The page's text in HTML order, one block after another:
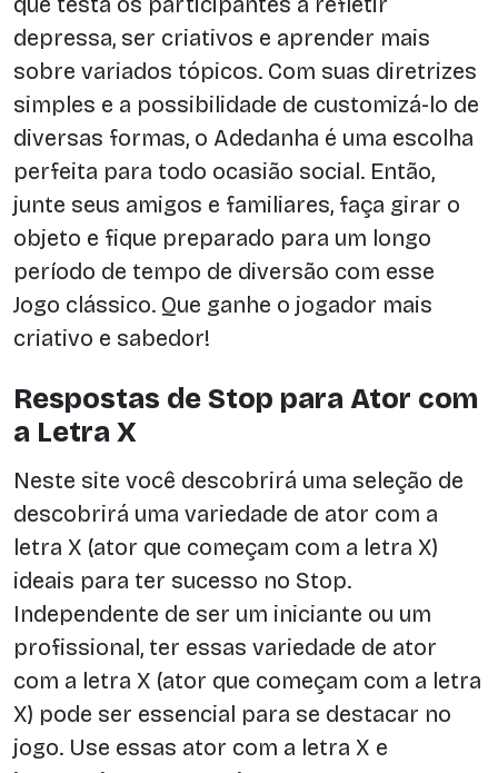
depressa, ser criativos e aprender mais
sobre variados tópicos. Com suas diretrizes
simples e a possibilidade de customizá-lo de
diversas formas, o Adedanha é uma escolha
perfeita para todo ocasião social. Então,
junte seus amigos e familiares, faça girar o
objeto e fique preparado para um longo
período de tempo de diversão com esse
Jogo clássico. Que ganhe o jogador mais
criativo e sabedor!
Respostas de Stop para Ator com
a Letra X
Neste site você descobrirá uma seleção de
descobrirá uma variedade de ator com a
letra X (ator que começam com a letra X)
ideais para ter sucesso no Stop.
Independente de ser um iniciante ou um
profissional, ter essas variedade de ator
com a letra X (ator que começam com a letra
X) pode ser essencial para se destacar no
jogo. Use essas ator com a letra X e